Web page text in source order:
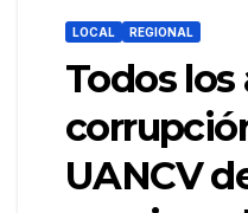
LOCAL REGIONAL
Todos los
UANCV